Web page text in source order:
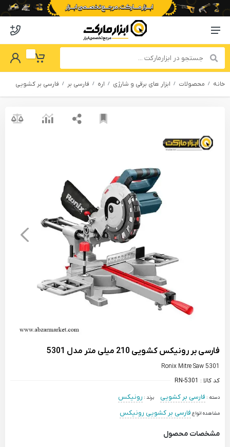
Menu Navigation
My Basket
Password
خانه محصولات ابزار های برقی و شارژی اره فارسی بر فارسی بر کشویی
فارسی بر رونیکس کشویی 210 میلی متر مدل 5301
Ronix Mitre Saw 5301
کد کالا : RN-5301
دسته : فارسی بر کشویی برند : رونیکس
مشاهده انواع فارسی بر کشویی رونیکس
مشخصات محصول